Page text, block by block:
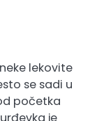
lekovite
se sadi u
početka